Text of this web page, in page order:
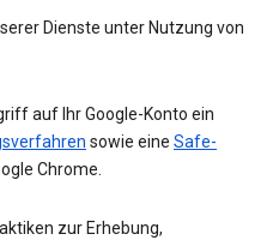
Dienste unter Nutzung von
auf Ihr Google-Konto ein
sowie eine Safe-
Chrome.
zur Erhebung,